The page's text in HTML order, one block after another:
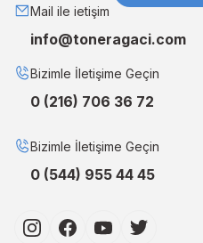
En iyi orjinal ve muadil
Mail ile ietişim
info@toneragaci.com
Bizimle İletişime Geçin
0 (216) 706 36 72
Bizimle İletişime Geçin
0 (544) 955 44 45